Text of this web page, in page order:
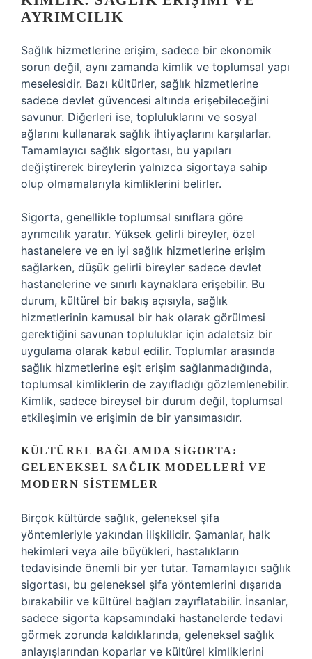
AYRIMCILIK
Sağlık hizmetlerine erişim, sadece bir ekonomik
sorun değil, aynı zamanda kimlik ve toplumsal yapı
meselesidir. Bazı kültürler, sağlık hizmetlerine
sadece devlet güvencesi altında erişebileceğini
savunur. Diğerleri ise, topluluklarını ve sosyal
ağlarını kullanarak sağlık ihtiyaçlarını karşılarlar.
Tamamlayıcı sağlık sigortası, bu yapıları
değiştirerek bireylerin yalnızca sigortaya sahip
olup olmamalarıyla kimliklerini belirler.
Sigorta, genellikle toplumsal sınıflara göre
ayrımcılık yaratır. Yüksek gelirli bireyler, özel
hastanelere ve en iyi sağlık hizmetlerine erişim
sağlarken, düşük gelirli bireyler sadece devlet
hastanelerine ve sınırlı kaynaklara erişebilir. Bu
durum, kültürel bir bakış açısıyla, sağlık
hizmetlerinin kamusal bir hak olarak görülmesi
gerektiğini savunan topluluklar için adaletsiz bir
uygulama olarak kabul edilir. Toplumlar arasında
sağlık hizmetlerine eşit erişim sağlanmadığında,
toplumsal kimliklerin de zayıfladığı gözlemlenebilir.
Kimlik, sadece bireysel bir durum değil, toplumsal
etkileşimin ve erişimin de bir yansımasıdır.
KÜLTÜREL BAĞLAMDA SIGORTA:
GELENEKSEL SAĞLIK MODELLERI VE
MODERN SISTEMLER
Birçok kültürde sağlık, geleneksel şifa
yöntemleriyle yakından ilişkilidir. Şamanlar, halk
hekimleri veya aile büyükleri, hastalıkların
tedavisinde önemli bir yer tutar. Tamamlayıcı sağlık
sigortası, bu geleneksel şifa yöntemlerini dışarıda
bırakabilir ve kültürel bağları zayıflatabilir. İnsanlar,
sadece sigorta kapsamındaki hastanelerde tedavi
görmek zorunda kaldıklarında, geleneksel sağlık
anlayışlarından koparlar ve kültürel kimliklerini